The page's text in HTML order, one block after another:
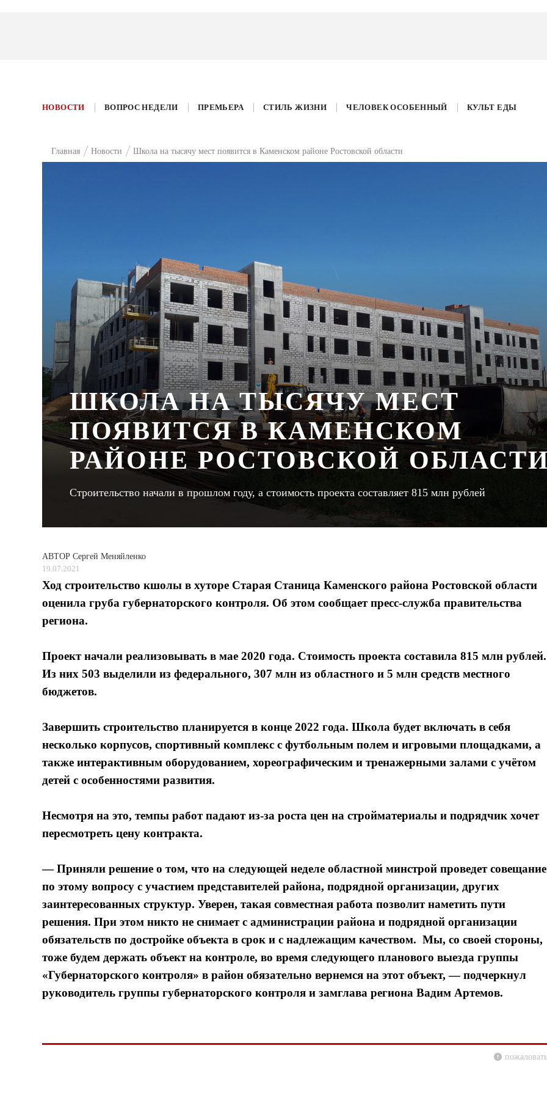
НОВОСТИ ВОПРОС НЕДЕЛИ ПРЕМЬЕРА СТИЛЬ ЖИЗНИ ЧЕЛОВЕК ОСОБЕННЫЙ КУЛЬТ ЕДЫ
Главная Новости Школа на тысячу мест появится в Каменском районе Ростовской области
ШКОЛА НА ТЫСЯЧУ МЕСТ
ПОЯВИТСЯ В КАМЕНСКОМ
РАЙОНЕ РОСТОВСКОЙ
Строительство начали в прошлом году, а стоимость проекта составляет 815 млн рублей
АВТОР Сергей Меняйленко
19.07.2021
Ход строительство кшолы в хуторе Старая Станица Каменского района Ростовской области
оценила груба губернаторского контроля. Об этом сообщает пресс-служба правительства
региона.
Проект начали реализовывать в мае 2020 года. Стоимость проекта составила 815 млн рублей.
Из них 503 выделили из федерального, 307 млн из областного и 5 млн средств местного
бюджетов.
Завершить строительство планируется в конце 2022 года. Школа будет включать в себя
несколько корпусов, спортивный комплекс с футбольным полем и игровыми площадками, а
также интерактивным оборудованием, хореографическим и тренажерными залами с учётом
детей с особенностями развития.
Несмотря на это, темпы работ падают из-за роста цен на стройматериалы и подрядчик хочет
пересмотреть цену контракта.
— Приняли решение о том, что на следующей неделе областной минстрой проведет совещание
по этому вопросу с участием представителей района, подрядной организации, других
заинтересованных структур. Уверен, такая совместная работа позволит наметить пути
решения. При этом никто не снимает с администрации района и подрядной организации
обязательств по достройке объекта в срок и с надлежащим качеством. Мы, со своей стороны,
тоже будем держать объект на контроле, во время следующего планового выезда группы
«Губернаторского контроля» в район обязательно вернемся на этот объект, — подчеркнул
руководитель группы губернаторского контроля и замглава региона Вадим Артемов.